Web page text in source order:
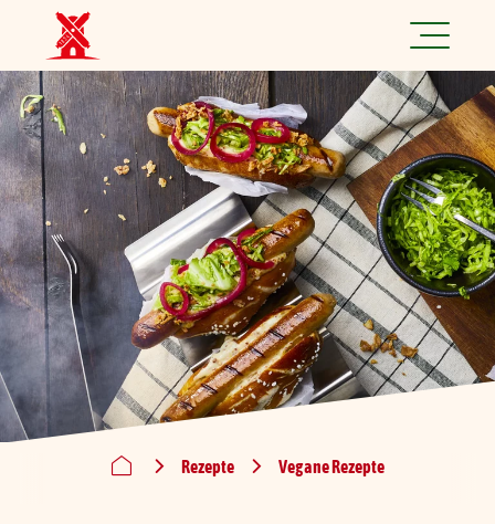
Produkte
Rezepte
Marke
Nachhaltigkeit
Über uns
Rezepte Vegane Rezepte